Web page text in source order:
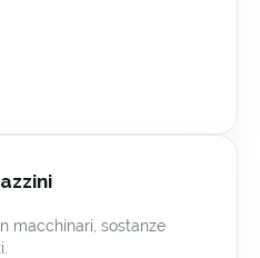
macchinari, sostanze